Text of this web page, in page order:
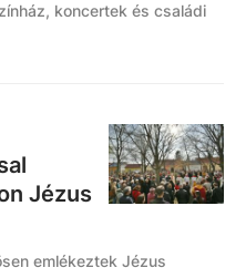
koncertek és családi
Jézus
emlékeztek Jézus